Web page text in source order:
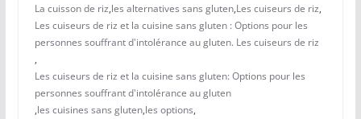
La cuisson de riz,les alternatives sans gluten,Les cuiseurs de riz,
Les cuiseurs de riz et la cuisine sans gluten : Options pour les
personnes souffrant d'intolérance au gluten. Les cuiseurs de riz
,
Les cuiseurs de riz et la cuisine sans gluten: Options pour les
personnes souffrant d'intolérance au gluten
,les cuisines sans gluten,les options,